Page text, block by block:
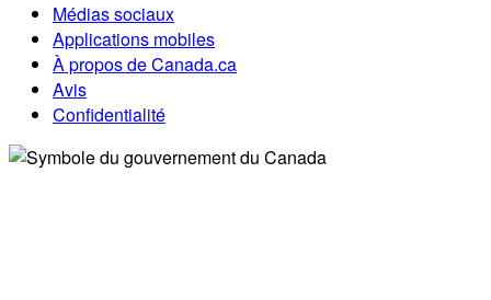
Médias sociaux
Applications mobiles
À propos de Canada.ca
Avis
Confidentialité